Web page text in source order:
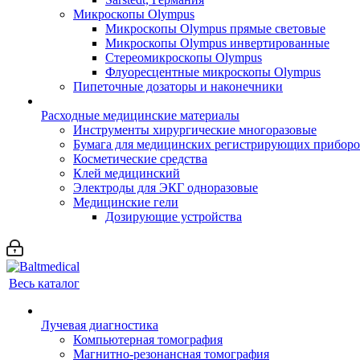
Микроскопы Olympus
Микроскопы Olympus прямые световые
Микроскопы Olympus инвертированные
Стереомикроскопы Olympus
Флуоресцентные микроскопы Olympus
Пипеточные дозаторы и наконечники
Расходные медицинские материалы
Инструменты хирургические многоразовые
Бумага для медицинских регистрирующих
Косметические средства
Клей медицинский
Электроды для ЭКГ одноразовые
Медицинские гели
Дозирующие устройства
Весь каталог
Лучевая диагностика
Компьютерная томография
Магнитно-резонансная томография